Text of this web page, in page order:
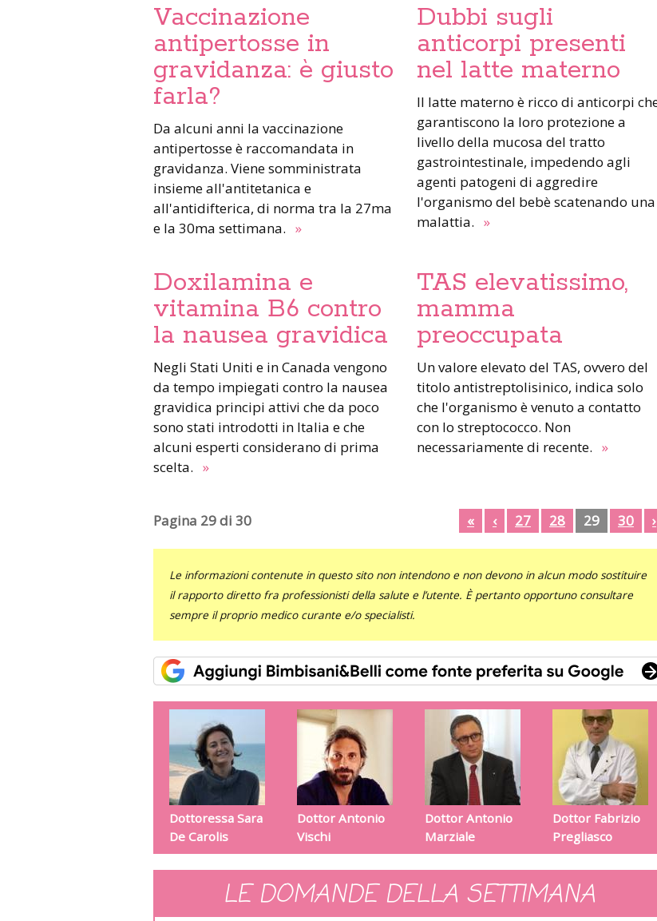
Vaccinazione
antipertosse in
gravidanza: è giusto
farla?
Da alcuni anni la vaccinazione
antipertosse è raccomandata in
gravidanza. Viene somministrata
insieme all'antitetanica e
all'antidifterica, di norma tra la 27ma
e la 30ma settimana. »
Dubbi sugli
anticorpi presenti
nel latte materno
Il latte materno è ricco di anticorpi che
garantiscono la loro protezione a
livello della mucosa del tratto
gastrointestinale, impedendo agli
agenti patogeni di aggredire
l'organismo del bebè scatenando una
malattia. »
Doxilamina e
vitamina B6 contro
la nausea gravidica
Negli Stati Uniti e in Canada vengono
da tempo impiegati contro la nausea
gravidica principi attivi che da poco
sono stati introdotti in Italia e che
alcuni esperti considerano di prima
scelta. »
TAS elevatissimo,
mamma
preoccupata
Un valore elevato del TAS, ovvero del
titolo antistreptolisinico, indica solo
che l'organismo è venuto a contatto
con lo streptococco. Non
necessariamente di recente. »
Pagina 29 di 30 « ‹ 27 28 29 30 ›
Le informazioni contenute in questo sito non intendono e non devono in alcun modo sostituire
il rapporto diretto fra professionisti della salute e l’utente. È pertanto opportuno consultare
sempre il proprio medico curante e/o specialisti.
Dottoressa Sara
De Carolis
Dottor Antonio
Vischi
Dottor Antonio
Marziale
Dottor Fabrizio
Pregliasco
LE DOMANDE DELLA SETTIMANA